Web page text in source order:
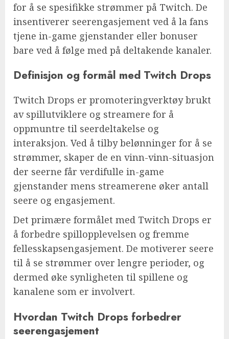
for å se spesifikke strømmer på Twitch. De
insentiverer seerengasjement ved å la fans
tjene in-game gjenstander eller bonuser
bare ved å følge med på deltakende kanaler.
Definisjon og formål med Twitch Drops
Twitch Drops er promoteringverktøy brukt
av spillutviklere og streamere for å
oppmuntre til seerdeltakelse og
interaksjon. Ved å tilby belønninger for å se
strømmer, skaper de en vinn-vinn-situasjon
der seerne får verdifulle in-game
gjenstander mens streamerene øker antall
seere og engasjement.
Det primære formålet med Twitch Drops er
å forbedre spillopplevelsen og fremme
fellesskapsengasjement. De motiverer seere
til å se strømmer over lengre perioder, og
dermed øke synligheten til spillene og
kanalene som er involvert.
Hvordan Twitch Drops forbedrer
seerengasjement